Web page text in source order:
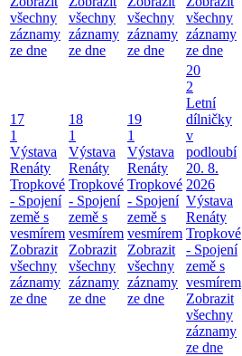
všechny
záznamy
ze dne
všechny
záznamy
ze dne
všechny
záznamy
ze dne
všechny
záznamy
ze dne
17
1
Výstava
Renáty
Tropkové
- Spojení
země s
vesmírem
Zobrazit
všechny
záznamy
ze dne
18
1
Výstava
Renáty
Tropkové
- Spojení
země s
vesmírem
Zobrazit
všechny
záznamy
ze dne
19
1
Výstava
Renáty
Tropkové
- Spojení
země s
vesmírem
Zobrazit
všechny
záznamy
ze dne
20
2
Letní
dílničky
v
podloubí
20. 8.
2026
Výstava
Renáty
Tropkové
- Spojení
země s
vesmírem
Zobrazit
všechny
záznamy
ze dne